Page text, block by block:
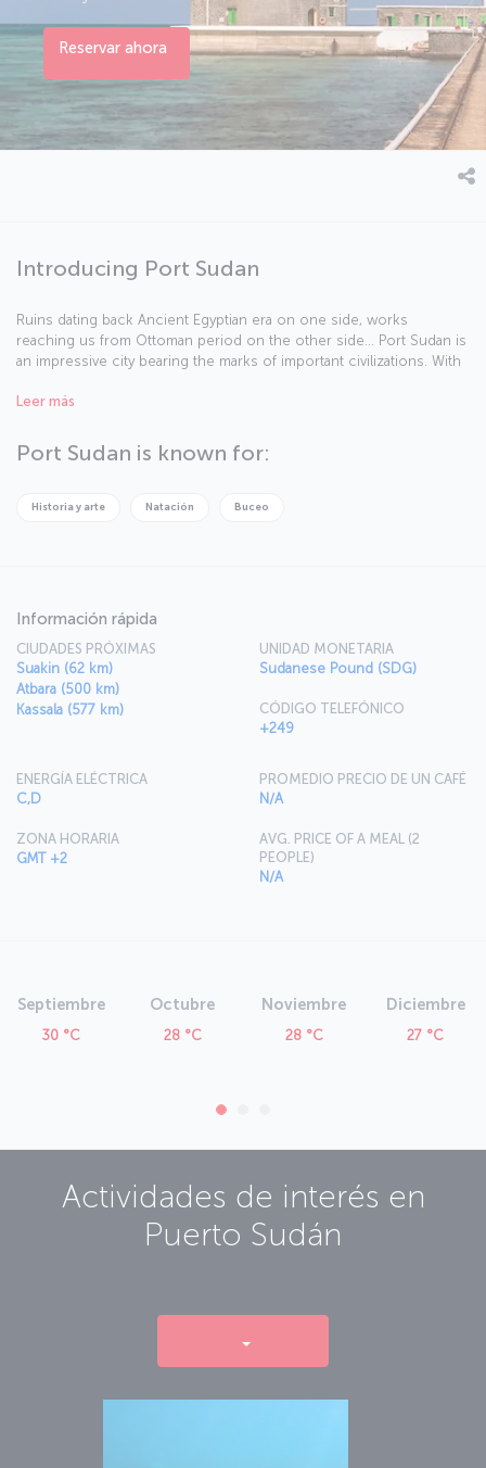
Reservar ahora
Introducing Port Sudan
Ruins dating back Ancient Egyptian era on one side, works
reaching us from Ottoman period on the other side... Port Sudan is
an impressive city bearing the marks of important civilizations. With
legacy, the city becomes a must-see place to discover. Port Sudan
Leer más
Port Sudan is known for:
Historia y arte Natación Buceo
Información rápida
CIUDADES PRÓXIMAS
Suakin (62 km)
Atbara (500 km)
Kassala (577 km)
UNIDAD MONETARIA
Sudanese Pound (SDG)
CÓDIGO TELEFÓNICO
+249
ENERGÍA ELÉCTRICA
C,D
ZONA HORARIA
GMT +2
PROMEDIO PRECIO DE UN CAFÉ
N/A
AVG. PRICE OF A MEAL (2
PEOPLE)
N/A
Septiembre
30 °C
Octubre
28 °C
Noviembre
28 °C
Diciembre
27 °C
Actividades de interés en
Puerto Sudán